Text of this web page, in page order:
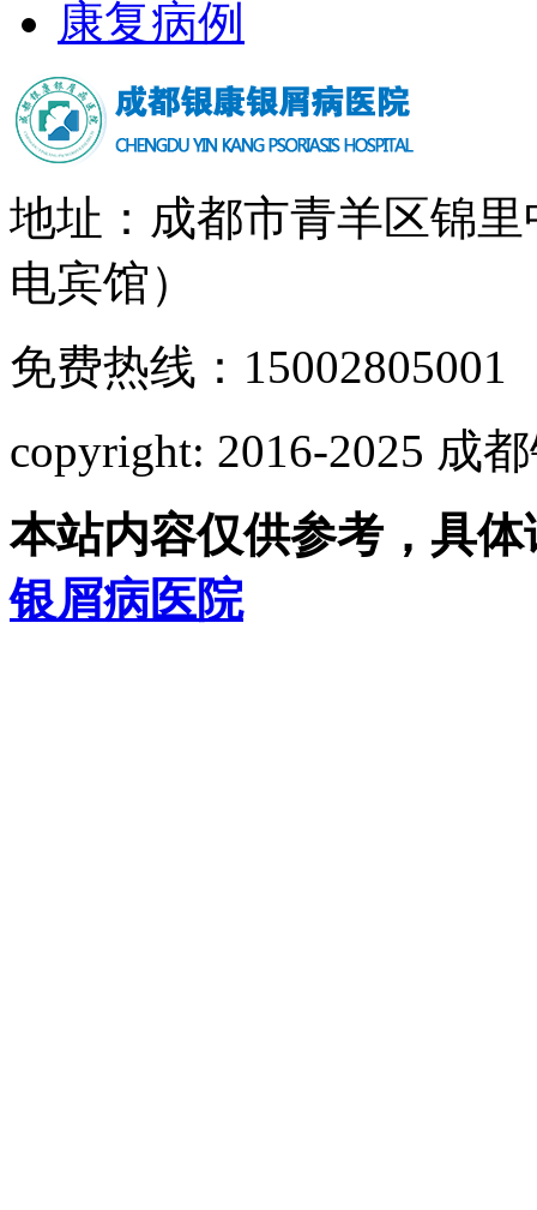
康复病例
地址：成都市青羊区锦
电宾馆）
免费热线：15002805001
copyright: 2016-2025 成
本站内容仅供参考，具
银屑病医院